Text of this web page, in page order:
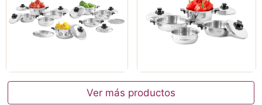
Ver más productos